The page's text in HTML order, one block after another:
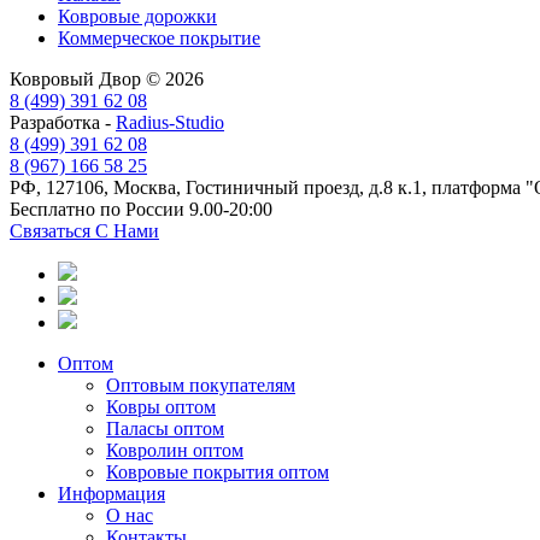
Ковровые дорожки
Коммерческое покрытие
Ковровый Двор © 2026
8 (499) 391 62 08
Разработка - Radius-Studio
8 (499) 391 62 08
8 (967) 166 58 25
РФ, 127106, Москва, Гостиничный проезд, д.8 к.1, платформа
Бесплатно по России 9.00-20:00
Связаться С Нами
Оптом
Оптовым покупателям
Ковры оптом
Паласы оптом
Ковролин оптом
Ковровые покрытия оптом
Информация
О нас